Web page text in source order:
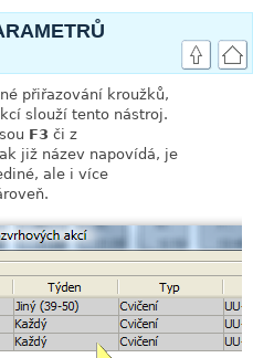
přiřazování kroužků,
slouží tento nástroj.
F3 či z
již název napovídá, je
ale i více